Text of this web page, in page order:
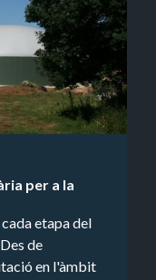
per a la
etapa del
de
en l'àmbit